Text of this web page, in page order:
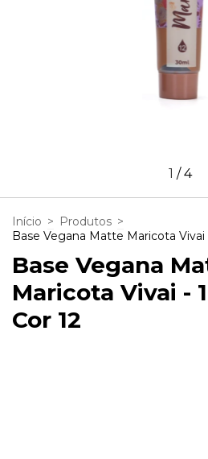
1 /4
Início > Produtos >
Base Vegana Matte Maricota Vivai
Base Vegana
Maricota Vivai -
Cor 12